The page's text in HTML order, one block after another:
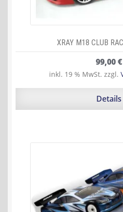
XRAY M18 CLUB
99,00€
inkl. 19 % MwSt. zzgl.
Details